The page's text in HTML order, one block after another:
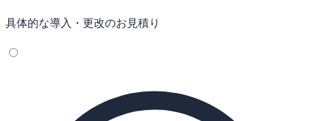
具体的な導入・更改のお見積り